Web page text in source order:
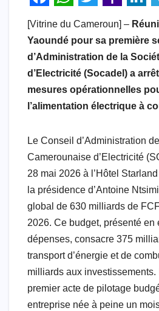
F
a
c
e
b
o
o
k
W
h
a
t
s
A
p
p
T
w
i
t
t
e
r
Y
a
h
o
o
M
a
i
l
L
i
n
k
e
d
I
n
l
r
a
[Vitrine du Cameroun] –
Yaoundé pour sa première
d’Administration de la
d’Electricité (Socadel) a
mesures opérationnelles
l’alimentation électrique à
Le Conseil d’Administration
Camerounaise d’Electricité
28 mai 2026 à l’Hôtel
la présidence d’Antoine
global de 630 milliards de
2026. Ce budget, présenté en
dépenses, consacre 375
transport d’énergie et de
milliards aux investissements.
premier acte de pilotage
entreprise née à peine un